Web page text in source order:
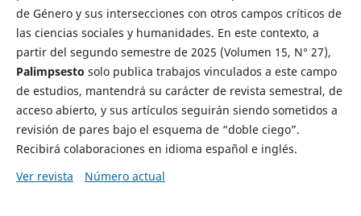
de Género y sus intersecciones con otros campos críticos de
las ciencias sociales y humanidades. En este contexto, a
partir del segundo semestre de 2025 (Volumen 15, N° 27),
Palimpsesto solo publica trabajos vinculados a este campo
de estudios, mantendrá su carácter de revista semestral, de
acceso abierto, y sus artículos seguirán siendo sometidos a
revisión de pares bajo el esquema de “doble ciego”.
Recibirá colaboraciones en idioma español e inglés.
Ver revista
Número actual